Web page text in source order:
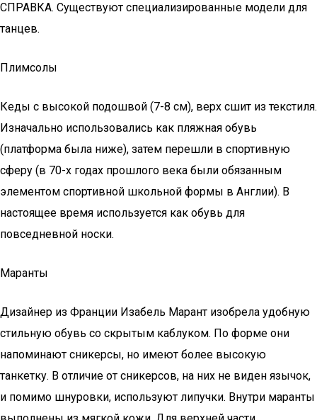
СПРАВКА. Существуют специализированные модели для
танцев.
Плимсолы
Кеды с высокой подошвой (7-8 см), верх сшит из текстиля.
Изначально использовались как пляжная обувь
(платформа была ниже), затем перешли в спортивную
сферу (в 70-х годах прошлого века были обязанным
элементом спортивной школьной формы в Англии). В
настоящее время используется как обувь для
повседневной носки.
Маранты
Дизайнер из Франции Изабель Марант изобрела удобную
стильную обувь со скрытым каблуком. По форме они
напоминают сникерсы, но имеют более высокую
танкетку. В отличие от сникерсов, на них не виден язычок,
и помимо шнуровки, используют липучки. Внутри маранты